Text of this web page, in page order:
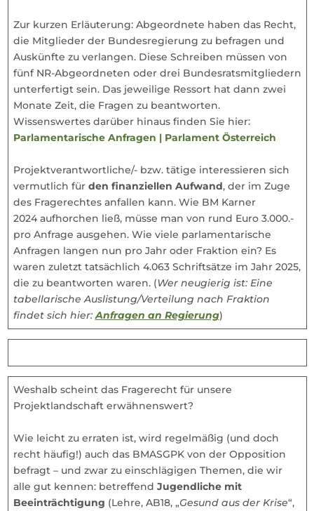
Zur kurzen Erläuterung: Abgeordnete haben das Recht,
die Mitglieder der Bundesregierung zu befragen und
Auskünfte zu verlangen. Diese Schreiben müssen von
fünf NR-Abgeordneten oder drei Bundesratsmitgliedern
unterfertigt sein. Das jeweilige Ressort hat dann zwei
Monate Zeit, die Fragen zu beantworten.
Wissenswertes darüber hinaus finden Sie hier:
Parlamentarische Anfragen | Parlament Österreich
Projektverantwortliche/- bzw. tätige interessieren sich
vermutlich für den finanziellen Aufwand, der im Zuge
des Fragerechtes anfallen kann. Wie BM Karner
2024 aufhorchen ließ, müsse man von rund Euro 3.000.-
pro Anfrage ausgehen. Wie viele parlamentarische
Anfragen langen nun pro Jahr oder Fraktion ein? Es
waren zuletzt tatsächlich 4.063 Schriftsätze im Jahr 2025,
die zu beantworten waren. (Wer neugierig ist: Eine
tabellarische Auslistung/Verteilung nach Fraktion
findet sich hier:Anfragen an Regierung)
Weshalb scheint das Fragerecht für unsere
Projektlandschaft erwähnenswert?
Wie leicht zu erraten ist, wird regelmäßig (und doch
recht häufig!) auch das BMASGPK von der Opposition
befragt – und zwar zu einschlägigen Themen, die wir
alle gut kennen: betreffend Jugendliche mit
Beeinträchtigung (Lehre, AB18, „Gesund aus der Krise“,